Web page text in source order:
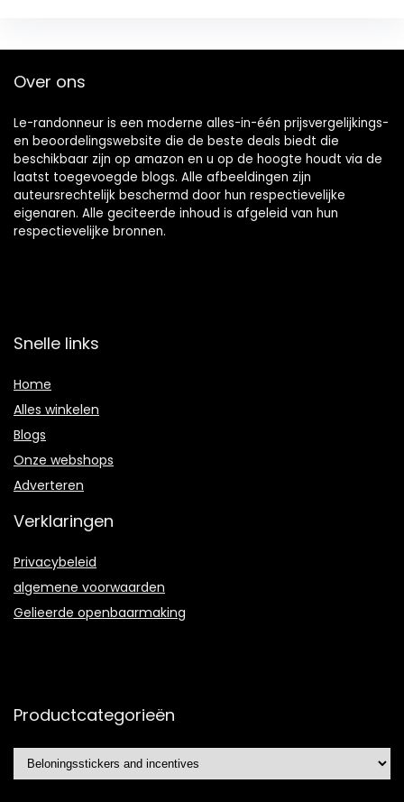
Over ons
Le-randonneur is een moderne alles-in-één prijsvergelijkings-
en beoordelingswebsite die de beste deals biedt die
beschikbaar zijn op amazon en u op de hoogte houdt via de
laatst toegevoegde blogs. Alle afbeeldingen zijn
auteursrechtelijk beschermd door hun respectievelijke
eigenaren. Alle geciteerde inhoud is afgeleid van hun
respectievelijke bronnen.
Snelle links
Home
Alles winkelen
Blogs
Onze webshops
Adverteren
Verklaringen
Privacybeleid
algemene voorwaarden
Gelieerde openbaarmaking
Productcategorieën